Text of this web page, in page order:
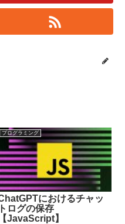
プログラミング
におけるチャッ
トログの保存
【JavaScript】